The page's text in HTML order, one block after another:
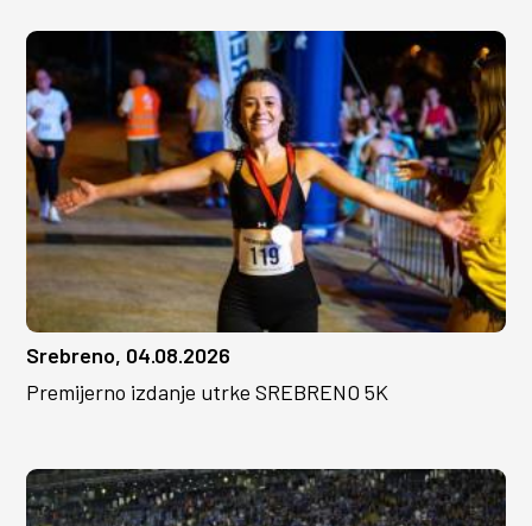
Srebreno, 04.08.2026
Premijerno izdanje utrke SREBRENO 5K